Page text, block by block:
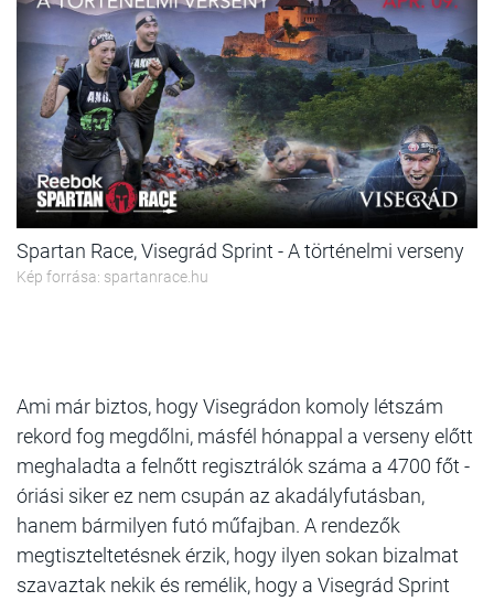
Spartan Race, Visegrád Sprint - A történelmi verseny
Kép forrása: spartanrace.hu
Ami már biztos, hogy Visegrádon komoly létszám
rekord fog megdőlni, másfél hónappal a verseny előtt
meghaladta a felnőtt regisztrálók száma a 4700 főt -
óriási siker ez nem csupán az akadályfutásban,
hanem bármilyen futó műfajban. A rendezők
megtiszteltetésnek érzik, hogy ilyen sokan bizalmat
szavaztak nekik és remélik, hogy a Visegrád Sprint